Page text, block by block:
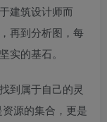
建筑设计师而
再到分析图，每
实的基石。
到属于自己的灵
源的集合，更是